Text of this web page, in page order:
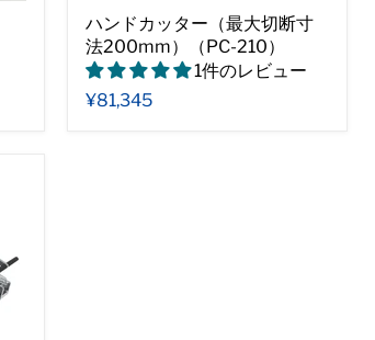
ハンドカッター（最大切断寸
法200mm）（PC-210）
1件のレビュー
¥81,345